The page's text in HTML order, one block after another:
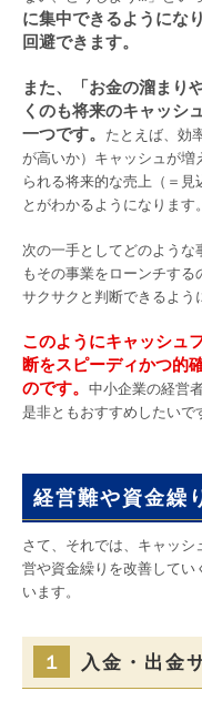
に集中できるようにな
回避できます。
また、「お金の溜まり
くのも将来のキャッシ
一つです。
たとえば、効
が高いか）キャッシュが
られる将来的な売上（＝見
とがわかるようになります。
次の一手としてどのよう
もその事業をローンチす
サクサクと判断できるよう
このようにキャッシュ
断をスピーディかつ的
のです。 中小企業の経営
是非ともおすすめしたいで
経営難や資金繰
さて、それでは、キャッ
営や資金繰りを改善してい
います。
１ 入金・出金